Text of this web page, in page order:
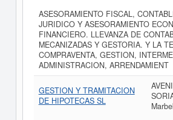
ASESORAMIENTO FISCAL,
JURIDICO Y ASESORAMIENTO
FINANCIERO. LLEVANZA DE
MECANIZADAS Y GESTORIA. Y LA
COMPRAVENTA, GESTION,
ADMINISTRACION, ARRENDAMIENT
GESTION Y TRAMITACION
DE HIPOTECAS SL